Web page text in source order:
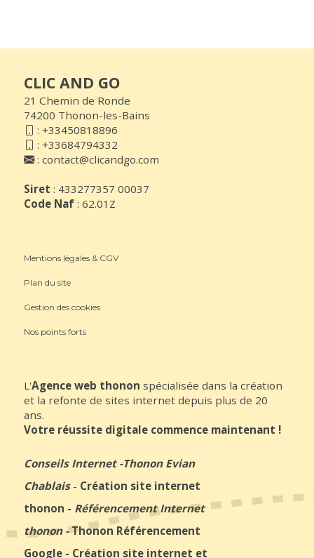
CLIC AND GO
21 Chemin de Ronde
74200 Thonon-les-Bains
: +33450818896
: +33684794332
: contact@clicandgo.com
Siret : 433277357 00037
Code Naf : 62.01Z
Mentions légales & CGV
Plan du site
Gestion des cookies
Nos points forts
L'Agence web thonon spécialisée dans la création
et la refonte de sites internet depuis plus de 20
ans.
Votre réussite digitale commence maintenant !
Conseils Internet-Thonon Evian
Chablais- Création site internet
thonon - Référencement Internet
thonon-Thonon Référencement
Google - Création site internet et